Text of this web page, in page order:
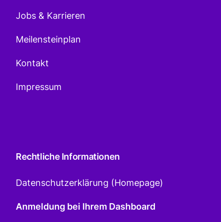
Jobs & Karrieren
Meilensteinplan
Kontakt
Impressum
Rechtliche Informationen
Datenschutzerklärung (Homepage)
Anmeldung bei Ihrem Dashboard